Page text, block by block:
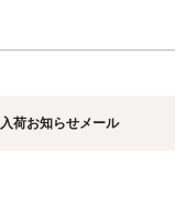
入荷お知らせメール